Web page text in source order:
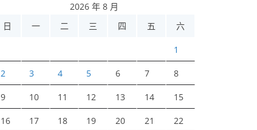
2026 年 8 月
日
一 二 三 四 五 六
1
2 3 4 5 6 7 8
9 10 11 12 13 14 15
16 17 18 19 20 21 22